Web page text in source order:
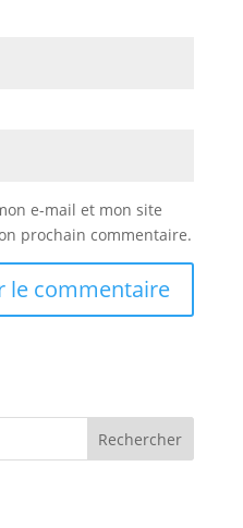
e-mail et mon site
prochain commentaire.
Rechercher